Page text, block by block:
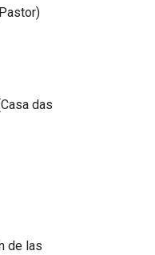
das
de las